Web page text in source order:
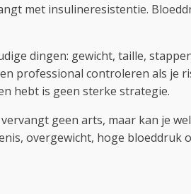
met insulineresistentie.
dingen: gewicht, taille,
professional controleren als je
hebt is geen sterke strategie.
geen arts, maar kan je
overgewicht, hoge bloeddruk